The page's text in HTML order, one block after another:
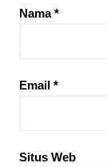
Nama*
Email *
Situs Web